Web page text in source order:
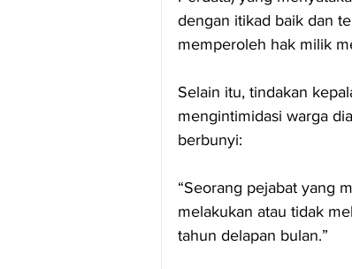
dengan itikad baik dan
memperoleh hak milik
Selain itu, tindakan
mengintimidasi warga
berbunyi:
“Seorang pejabat yang
melakukan atau tidak
tahun delapan bulan.”